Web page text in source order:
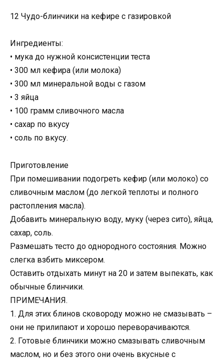
12 Чудо-блинчики на кефире с газировкой
Ингредиенты:
• мука до нужной консистенции теста
• 300 мл кефира (или молока)
• 300 мл минеральной воды с газом
• 3 яйца
• 100 грамм сливочного масла
• сахар по вкусу
• соль по вкусу.
Приготовление
При помешивании подогреть кефир (или молоко) со
сливочным маслом (до легкой теплоты и полного
растопления масла).
Добавить минеральную воду, муку (через сито), яйца,
сахар, соль.
Размешать тесто до однородного состояния. Можно
слегка взбить миксером.
Оставить отдыхать минут на 20 и затем выпекать, как
обычные блинчики.
ПРИМЕЧАНИЯ.
1. Для этих блинов сковороду можно не смазывать –
они не прилипают и хорошо переворачиваются.
2. Готовые блинчики можно смазывать сливочным
маслом, но и без этого они очень вкусные с